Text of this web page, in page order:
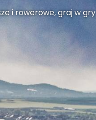
i rowerowe, graj w gry